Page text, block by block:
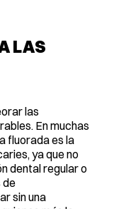
LAS
las
En muchas
fluorada es la
ya que no
dental regular o
de
sin una